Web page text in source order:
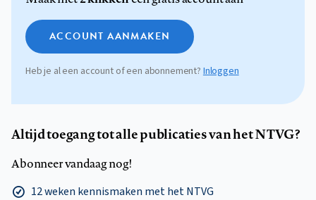
ACCOUNT AANMAKEN
Heb je al een account of een abonnement? Inloggen
Altijd toegang tot alle publicaties van het NTVG?
Abonneer vandaag nog!
12 weken kennismaken met het NTVG